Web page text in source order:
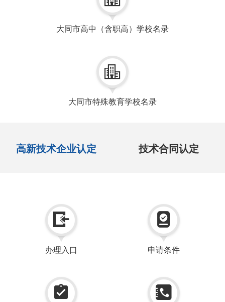
大同市高中（含职高）学校名录

大同市特殊教育学校名录
高新技术企业认定 技术合同认定

办理入口

申请条件
 